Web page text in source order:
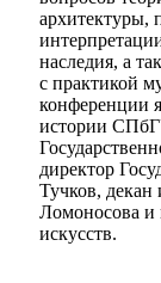
архитектуры,
наследия, а
с практикой
конференции
истории
директор
Тучков,
Ломоносова и
искусств.